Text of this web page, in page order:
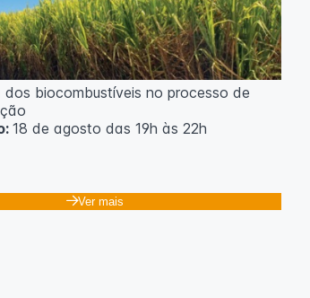
dos biocombustíveis no processo de
18 de agosto das 19h às 22h
dos biocombustíveis. Culturas para
Ver mais